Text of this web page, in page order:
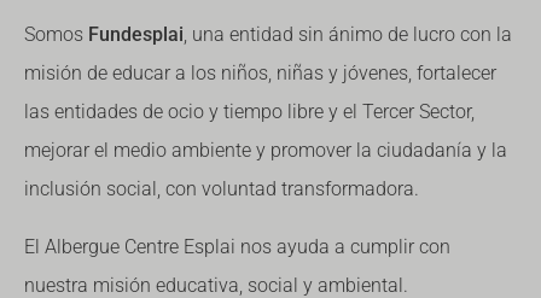
Somos Fundesplai, una entidad sin ánimo de lucro con la
misión de educar a los niños, niñas y jóvenes, fortalecer
las entidades de ocio y tiempo libre y el Tercer Sector,
mejorar el medio ambiente y promover la ciudadanía y la
inclusión social, con voluntad transformadora.
El Albergue Centre Esplai nos ayuda a cumplir con
nuestra misión educativa, social y ambiental.